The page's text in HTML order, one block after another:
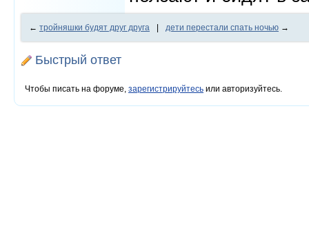
← тройняшки будят друг друга дети перестали спать ночью →
Быстрый ответ
Чтобы писать на форуме, зарегистрируйтесь или авторизуйтесь.